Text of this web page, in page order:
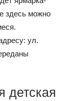
здесь можно
ул.
детская